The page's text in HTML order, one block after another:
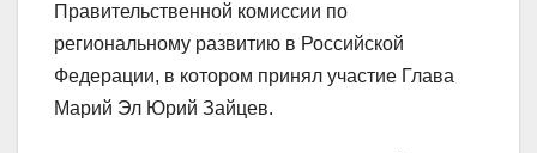
Правительственной комиссии по
региональному развитию в Российской
Федерации, в котором принял участие Глава
Марий Эл Юрий Зайцев.